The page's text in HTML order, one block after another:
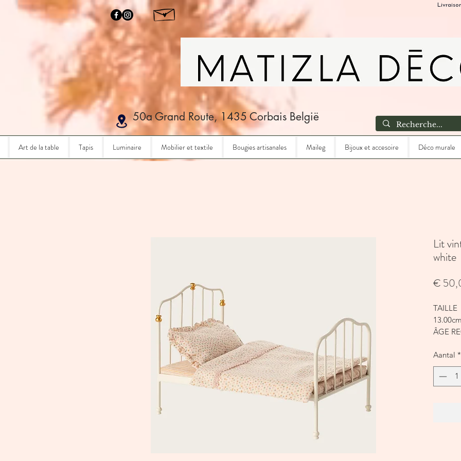
50a Grand Route, 1435 Corbais België
Art de la table Tapis Luminaire Mobilier et textile Bougies artisanales Maileg Bijoux et accesoire Déco murale
Lit
white
€
TAILLE
ÂGE
Métal/
Aantal *